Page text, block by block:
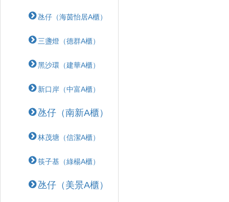
氹仔（海茵怡居A櫃）
三盞燈（德群A櫃）
黑沙環（建華A櫃）
新口岸（中富A櫃）
氹仔（南新A櫃）
林茂塘（信潔A櫃）
筷子基（綠楊A櫃）
氹仔（美景A櫃）